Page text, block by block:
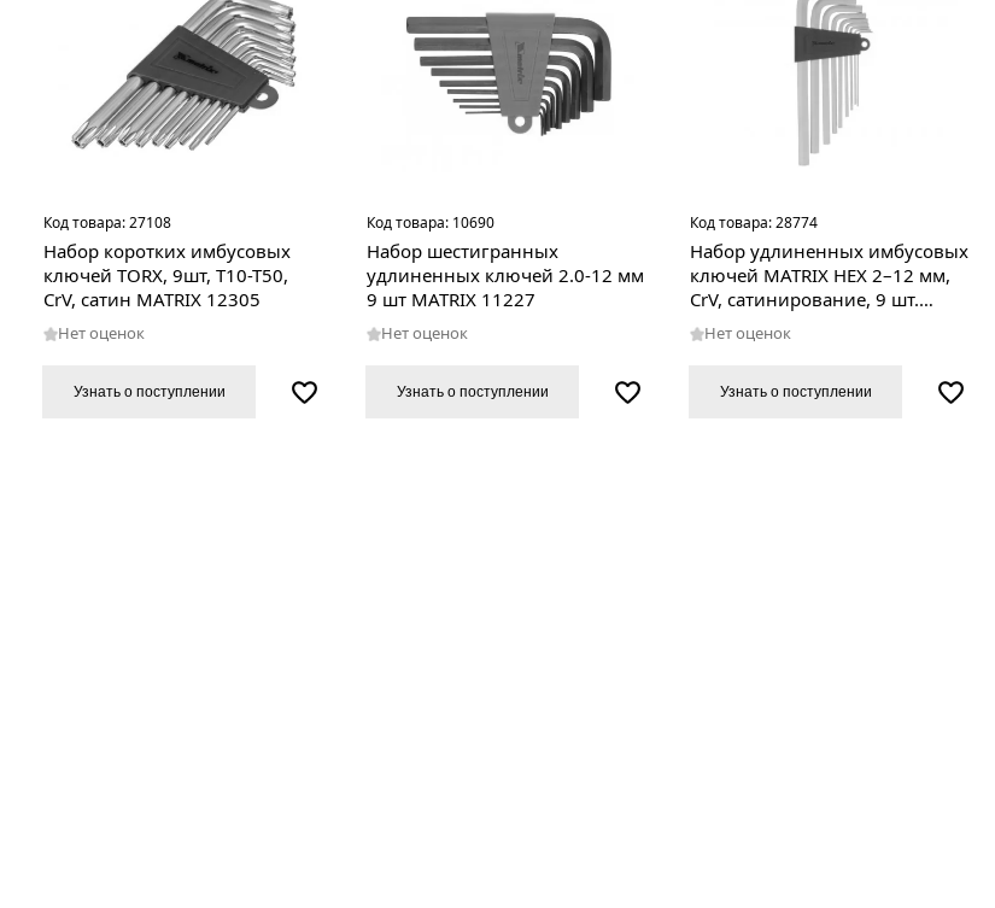
Код товара:27108
Набор коротких имбусовых
ключей TORX, 9шт, T10-T50,
CrV, сатин MATRIX 12305
Нет оценок
Узнать о поступлении
Код товара: 10690
Набор шестигранных
удлиненных ключей 2.0-12 мм
9 шт MATRIX 11227
Нет оценок
Узнать о поступлении
Код товара:28774
Набор удлиненных имбусовых
ключей MATRIX HEX 2–12 мм,
CrV, сатинирование, 9 шт.
12302
Нет оценок
Узнать о поступлении